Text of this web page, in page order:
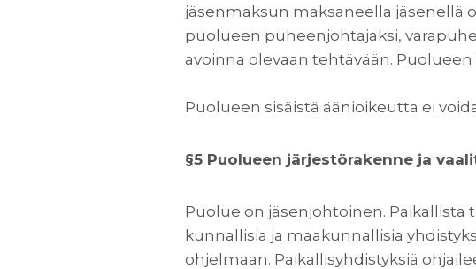
jäsenmaksun maksaneella jäsenellä
puolueen puheenjohtajaksi,
avoinna olevaan tehtävään.
Puolueen sisäistä äänioikeutta ei
§5 Puolueen järjestörakenne ja
Puolue on jäsenjohtoinen.
kunnallisia ja maakunnallisia
ohjelmaan. Paikallisyhdistyksiä